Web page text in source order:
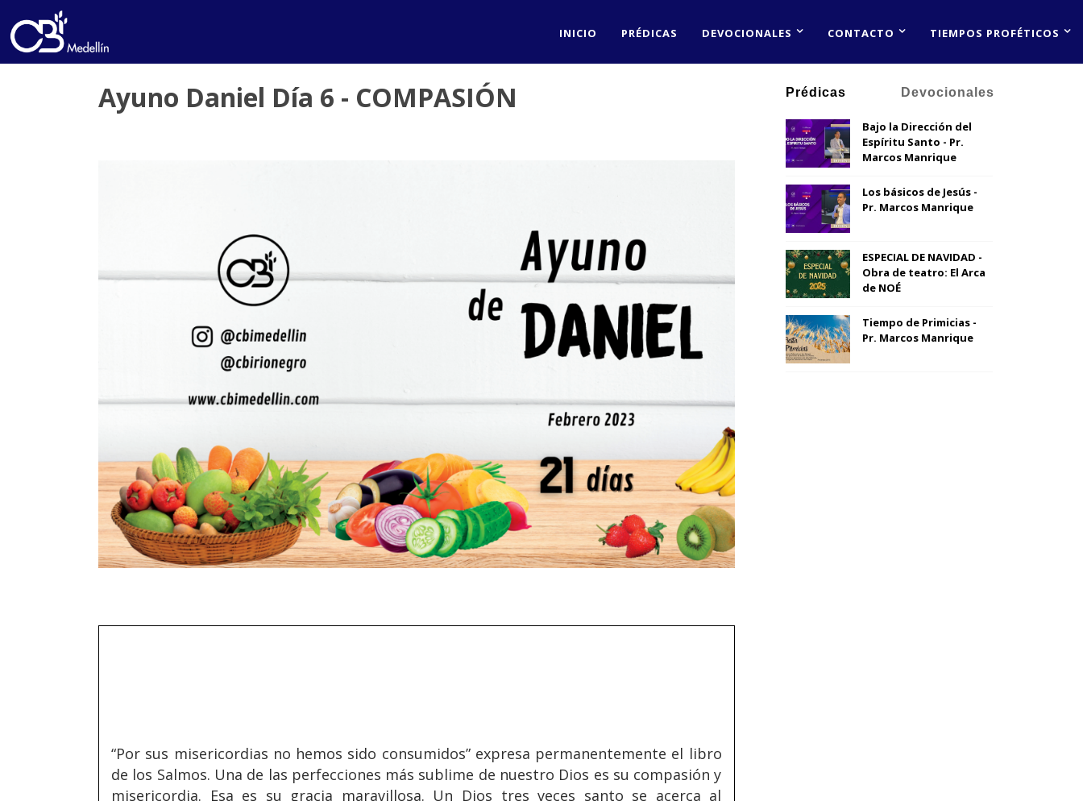
INICIO PRÉDICAS DEVOCIONALES CONTACTO TIEMPOS PROFÉTICOS
Ayuno Daniel Día 6 - COMPASIÓN
“Por sus misericordias no hemos sido consumidos” expresa permanentemente el libro
de los Salmos. Una de las perfecciones más sublime de nuestro Dios es su compasión y
misericordia. Esa es su gracia maravillosa. Un Dios tres veces santo se acerca al
Prédicas Devocionales
Bajo la Dirección del
Espíritu Santo - Pr.
Marcos Manrique
Los básicos de Jesús -
Pr. Marcos Manrique
ESPECIAL DE NAVIDAD -
Obra de teatro: El Arca
de NOÉ
Tiempo de Primicias -
Pr. Marcos Manrique